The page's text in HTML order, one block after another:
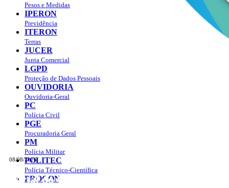
08/08/2026
Portal do Governo do
Pesos e Medidas
IPERON
Previdência
ITERON
Terras
JUCER
Junta Comercial
LGPD
Proteção de Dados Pessoais
OUVIDORIA
Ouvidoria-Geral
PC
Polícia Civil
PGE
Procuradoria Geral
PM
Polícia Militar
POLITEC
Polícia Técnico-Científica
PROCON